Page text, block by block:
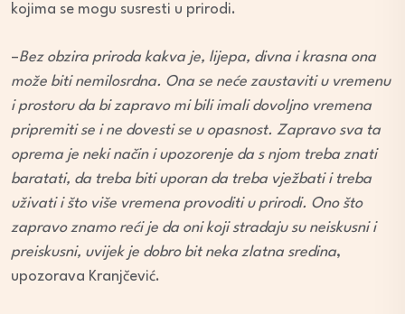
kojima se mogu susresti u prirodi.
–Bez obzira priroda kakva je, lijepa, divna i krasna ona
može biti nemilosrdna. Ona se neće zaustaviti u vremenu
i prostoru da bi zapravo mi bili imali dovoljno vremena
pripremiti se i ne dovesti se u opasnost. Zapravo sva ta
oprema je neki način i upozorenje da s njom treba znati
baratati, da treba biti uporan da treba vježbati i treba
uživati i što više vremena provoditi u prirodi. Ono što
zapravo znamo reći je da oni koji stradaju su neiskusni i
preiskusni, uvijek je dobro bit neka zlatna sredina,
upozorava Kranjčević.